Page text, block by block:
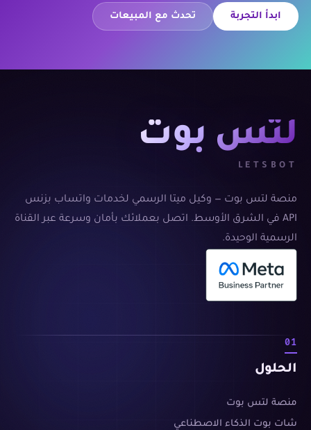
ابدأ التجربة تحدث مع المبيعات
لتس بوت
LETSBOT
منصة لتس بوت — وكيل ميتا الرسمي لخدمات واتساب بزنس
API في الشرق الأوسط. اتصل بعملائك بأمان وسرعة عبر القناة
الرسمية الوحيدة.
01
الحلول
منصة لتس بوت
شات بوت الذكاء الاصطناعي